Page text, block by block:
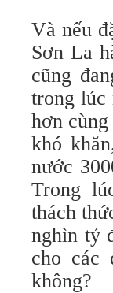
Và nếu
Sơn La
cũng
trong lúc
hơn
khó
nước
Trong
thách
nghìn tỷ
cho các
không?